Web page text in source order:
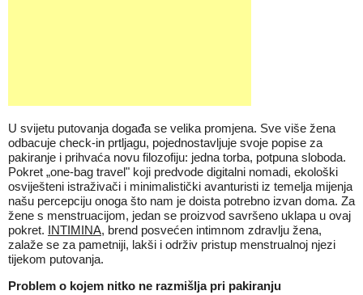
U svijetu putovanja događa se velika promjena. Sve više žena
odbacuje check-in prtljagu, pojednostavljuje svoje popise za
pakiranje i prihvaća novu filozofiju: jedna torba, potpuna sloboda.
Pokret „one-bag travel" koji predvode digitalni nomadi, ekološki
osviješteni istraživači i minimalistički avanturisti iz temelja mijenja
našu percepciju onoga što nam je doista potrebno izvan doma. Za
žene s menstruacijom, jedan se proizvod savršeno uklapa u ovaj
pokret. INTIMINA, brend posvećen intimnom zdravlju žena,
zalaže se za pametniji, lakši i održiv pristup menstrualnoj njezi
tijekom putovanja.
Problem o kojem nitko ne razmišlja pri pakiranju